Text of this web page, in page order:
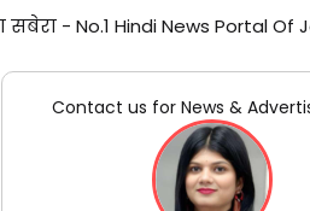
- No.1 Hindi News Portal
Contact us for News &